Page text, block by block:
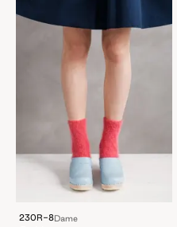
230R-8Dame